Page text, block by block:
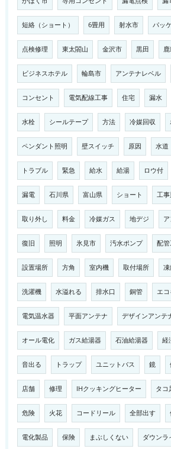
短絡（ショート） 6畳用 射水市 パッ
点検修理 東太閤山 金沢市 黒田
ビジネスホテル 輪島市 アンテナレベル
コンセント 電気配線工事 住宅 漏水
水栓 シールテープ 方法 冷媒回収
ペンダント照明 壁スイッチ 原因 水道
トラブル 緊急 給水 給湯 ロウ付
漏電 石川県 富山県 ショート 工
取り外し 料金 冷媒ガス 地デジ
復旧 照明 氷見市 汚水ポンプ 配
設置場所 方角 室内機 取付場所
洗濯機 水溢れる 排水口 銅管 エ
電気温水器 平面アンテナ デザインアンテ
オール電化 ガス給湯器 石油給湯器 経
音出る トラップ ユニットバス 鏡
店舗 修理 IHクッキングヒーター タコ
危険 火花 コードリール 全部出す
電化製品 保険 まぶしくない ダウンラ